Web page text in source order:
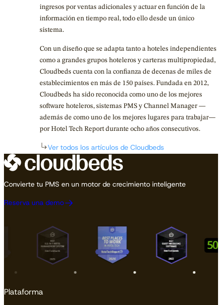
ingresos por ventas adicionales y actuar en función de la
información en tiempo real, todo ello desde un único
sistema.
Con un diseño que se adapta tanto a hoteles independientes
como a grandes grupos hoteleros y carteras multipropiedad,
Cloudbeds cuenta con la confianza de decenas de miles de
establecimientos en más de 150 países. Fundada en 2012,
Cloudbeds ha sido reconocida como uno de los mejores
software hoteleros, sistemas PMS y Channel Manager —
además de como uno de los mejores lugares para trabajar—
por Hotel Tech Report durante ocho años consecutivos.
Ver todos los artículos de Cloudbeds
Convierte tu PMS en un motor de crecimiento inteligente
Reserva una demo
Plataforma